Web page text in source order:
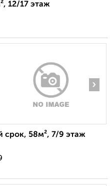
12/17 этаж
›
срок, 58м², 7/9 этаж